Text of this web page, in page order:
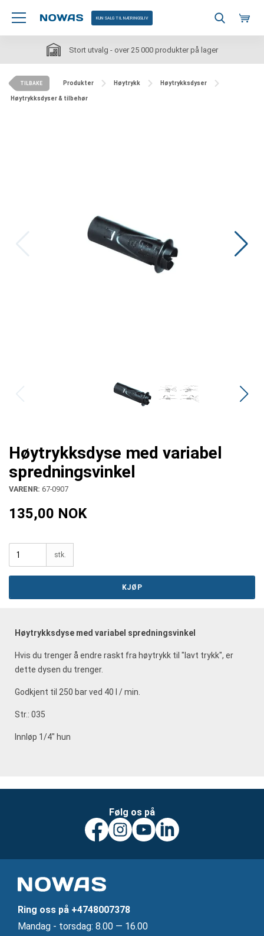
KUN SALG TIL NÆRINGSLIV
Stort utvalg - over 25 000 produkter på lager
TILBAKE Produkter Høytrykk Høytrykksdyser
Høytrykksdyser & tilbehør
Høytrykksdyse med variabel
spredningsvinkel
VARENR: 67-0907
135,00 NOK
stk.
KJØP
Høytrykksdyse med variabel spredningsvinkel
Hvis du trenger å endre raskt fra høytrykk til "lavt trykk", er
dette dysen du trenger.
Godkjent til 250 bar ved 40 l / min.
Str.: 035
Innløp 1/4" hun
Følg os på
Ring oss på +4748007378
Mandag ‐ torsdag: 8.00 — 16.00